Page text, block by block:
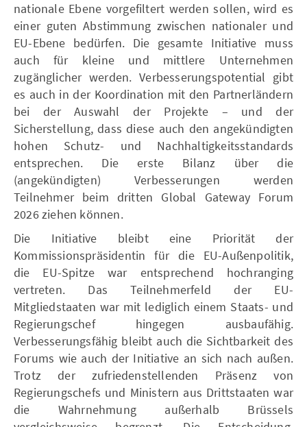
nationale Ebene vorgefiltert werden sollen, wird es
einer guten Abstimmung zwischen nationaler und
EU-Ebene bedürfen. Die gesamte Initiative muss
auch für kleine und mittlere Unternehmen
zugänglicher werden. Verbesserungspotential gibt
es auch in der Koordination mit den Partnerländern
bei der Auswahl der Projekte – und der
Sicherstellung, dass diese auch den angekündigten
hohen Schutz- und Nachhaltigkeitsstandards
entsprechen. Die erste Bilanz über die
(angekündigten) Verbesserungen werden
Teilnehmer beim dritten Global Gateway Forum
2026 ziehen können.
Die Initiative bleibt eine Priorität der
Kommissionspräsidentin für die EU-Außenpolitik,
die EU-Spitze war entsprechend hochranging
vertreten. Das Teilnehmerfeld der EU-
Mitgliedstaaten war mit lediglich einem Staats- und
Regierungschef hingegen ausbaufähig.
Verbesserungsfähig bleibt auch die Sichtbarkeit des
Forums wie auch der Initiative an sich nach außen.
Trotz der zufriedenstellenden Präsenz von
Regierungschefs und Ministern aus Drittstaaten war
die Wahrnehmung außerhalb Brüssels